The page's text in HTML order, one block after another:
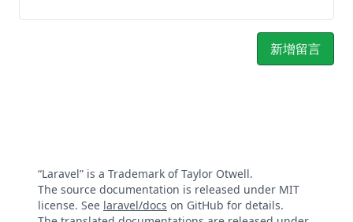
新增留言
“Laravel” is a Trademark of Taylor Otwell.
The source documentation is released under MIT
license. See laravel/docs on GitHub for details.